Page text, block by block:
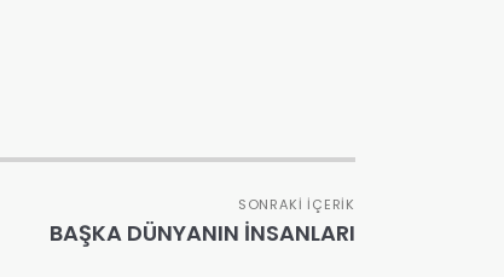
SONRAKI İÇERIK
BAŞKA DÜNYANIN İNSANLARI